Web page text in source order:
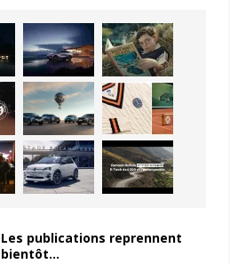
Les publications reprennent
bientôt…